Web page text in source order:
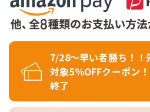
7/28～早い者勝ち！
対象5％OFFクーポン
終了